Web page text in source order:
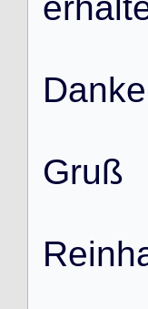
Danke
Gruß
Reinh